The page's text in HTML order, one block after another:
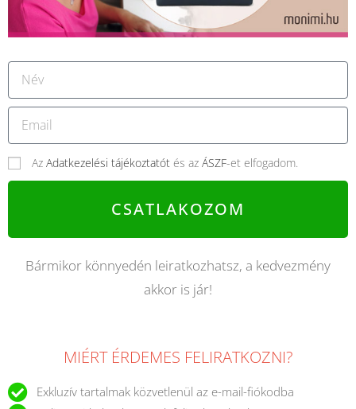
Az Adatkezelési tájékoztatót és az ÁSZF-et elfogadom.
CSATLAKOZOM
Bármikor könnyedén leiratkozhatsz, a kedvezmény
akkor is jár!
MIÉRT ÉRDEMES FELIRATKOZNI?
Exkluzív tartalmak közvetlenül az e-mail-fiókodba